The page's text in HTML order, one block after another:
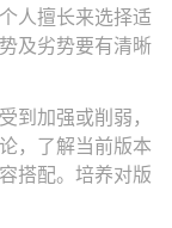
人擅长来选择适
及劣势要有清晰
到加强或削弱，
，了解当前版本
搭配。培养对版